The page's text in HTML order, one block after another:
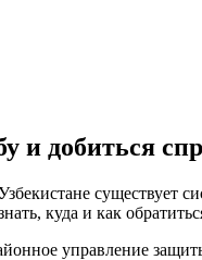
и добиться
существует
куда и как
управление